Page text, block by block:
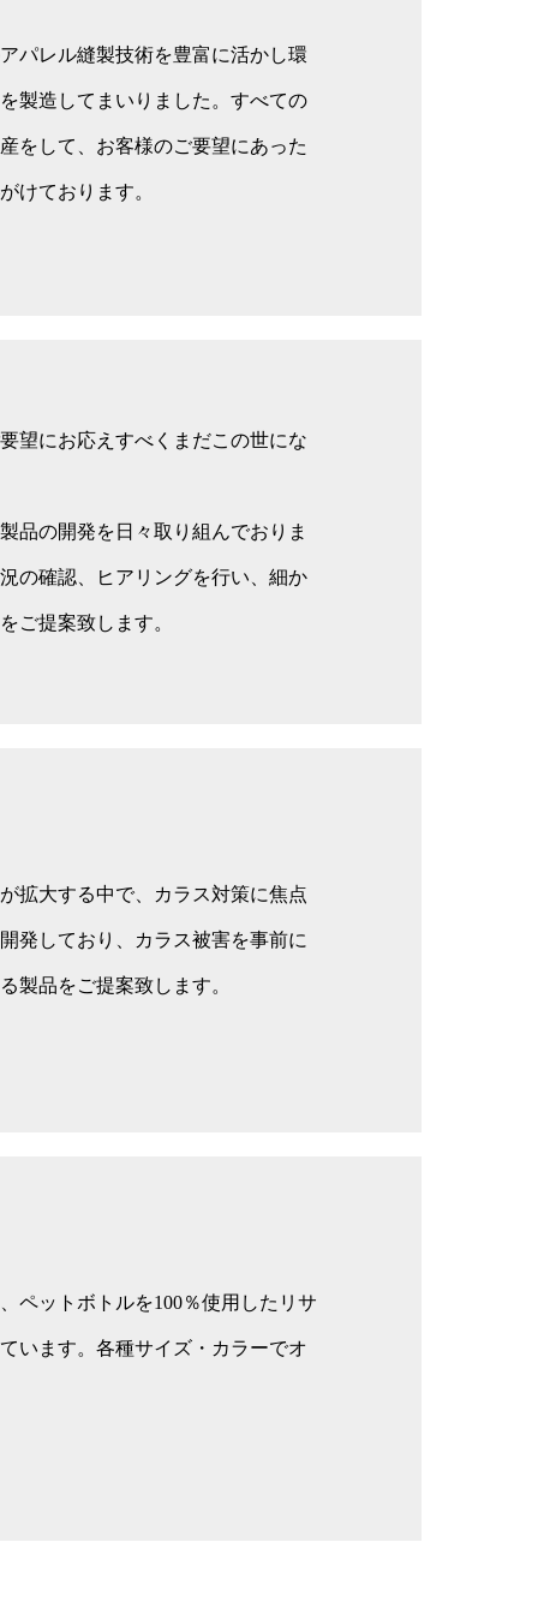
パレル縫製技術を豊富に活かし環
製造してまいりました。すべての
をして、お客様のご要望にあった
けております。
望にお応えすべくまだこの世にな
品の開発を日々取り組んでおりま
の確認、ヒアリングを行い、細か
ご提案致します。
拡大する中で、カラス対策に焦点
発しており、カラス被害を事前に
製品をご提案致します。
ペットボトルを100％使用したリサ
います。各種サイズ・カラーでオ